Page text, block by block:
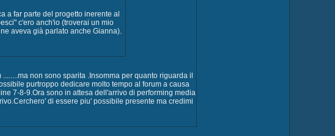
a far parte del progetto inerente al
c'ero anch'io (troverai un mio
aveva già parlato anche Gianna).
non sono sparita .Insomma per quanto riguarda il
purtroppo dedicare molto tempo al forum a causa
7-8-9.Ora sono in attesa dell'arrivo di performing media
di essere piu' possibile presente ma credimi